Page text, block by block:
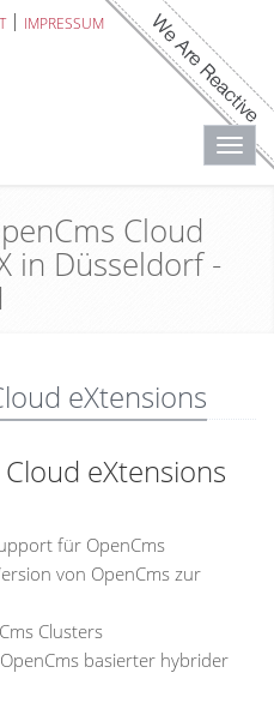
IMPRESSUM
Cloud
in Düsseldorf -
eXtensions
eXtensions
für OpenCms
von OpenCms zur
Clusters
basierter hybrider